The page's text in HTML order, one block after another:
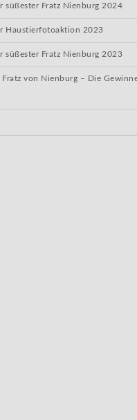
süßester Fratz Nienburg 2024
Haustierfotoaktion 2023
süßester Fratz Nienburg 2023
Fratz von Nienburg – Die